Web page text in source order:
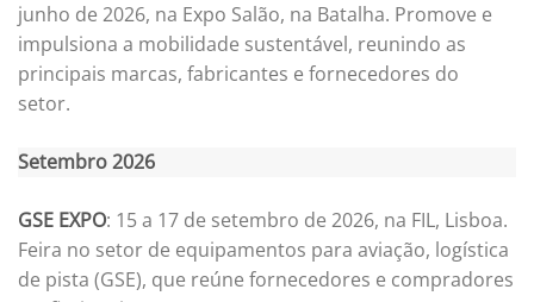
junho de 2026, na Expo Salão, na Batalha. Promove e
impulsiona a mobilidade sustentável, reunindo as
principais marcas, fabricantes e fornecedores do
setor.
Setembro 2026
GSE EXPO: 15 a 17 de setembro de 2026, na FIL, Lisboa.
Feira no setor de equipamentos para aviação, logística
de pista (GSE), que reúne fornecedores e compradores